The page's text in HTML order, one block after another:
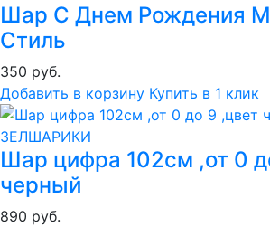
Шар С Днем Рождения
Стиль
350 руб.
Добавить в корзину Купить в 1 клик
Шар цифра 102см ,от 0
черный
890 руб.